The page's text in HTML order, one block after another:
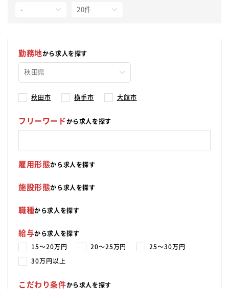
勤務地から求人を探す
秋田市 横手市 大館市
フリーワードから求人を探す
雇用形態から求人を探す
施設形態から求人を探す
職種から求人を探す
給与から求人を探す
15〜20万円 20〜25万円 25〜30万円
30万円以上
こだわり条件から求人を探す